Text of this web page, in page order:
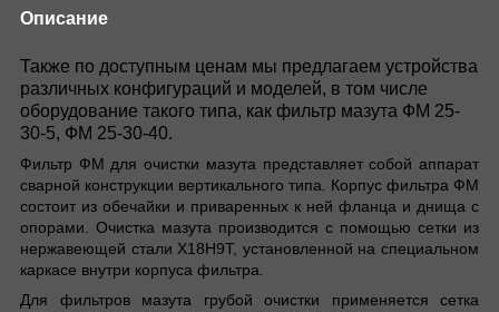
Описание
Также по доступным ценам мы предлагаем устройства
различных конфигураций и моделей, в том числе
оборудование такого типа, как фильтр мазута ФМ 25-
30-5, ФМ 25-30-40.
Фильтр ФМ для очистки мазута представляет собой аппарат
сварной конструкции вертикального типа. Корпус фильтра ФМ
состоит из обечайки и приваренных к ней фланца и днища с
опорами. Очистка мазута производится с помощью сетки из
нержавеющей стали Х18Н9Т, установленной на специальном
каркасе внутри корпуса фильтра.
Для фильтров мазута грубой очистки применяется сетка